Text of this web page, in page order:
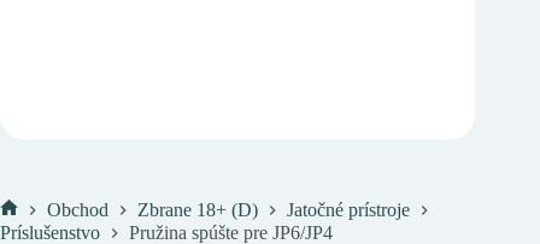
Domov
Obchod Zbrane 18+ (D)
Jatočné prístroje
Príslušenstvo
Pružina spúšte pre JP6/JP4